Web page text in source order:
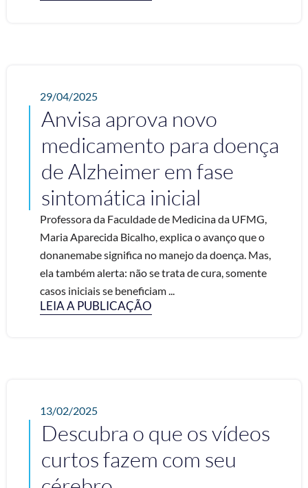
29/04/2025
Anvisa aprova novo
medicamento para doença
de Alzheimer em fase
sintomática inicial
Professora da Faculdade de Medicina da UFMG,
Maria Aparecida Bicalho, explica o avanço que o
donanemabe significa no manejo da doença. Mas,
ela também alerta: não se trata de cura, somente
casos iniciais se beneficiam ...
LEIA A PUBLICAÇÃO
13/02/2025
Descubra o que os vídeos
curtos fazem com seu